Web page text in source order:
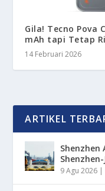
Gila! Tecno Pova
mAh tapi Tetap
14 Februari 2026
ARTIKEL
Shenzhen
9 Agu 2026 |